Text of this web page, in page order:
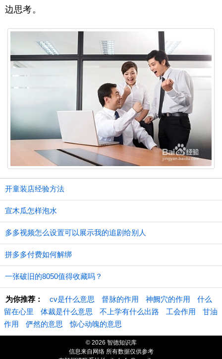
边思考。
开童装店经验方法
宣木瓜怎样泡水
多多视频怎么设置可以展示我的追剧给别人
拼多多付费如何解绑
一张破旧的8050值得收藏吗？
为你推荐： cv是什么意思 督脉的作用 神阙穴的作用
什么
留在心里
体裁是什么意思 不上学有什么出路 工会作用
甘油
作用
俨然的意思 惊心动魄的意思
© 2026 智德知识库
信息来自网络 所有数据仅供参考